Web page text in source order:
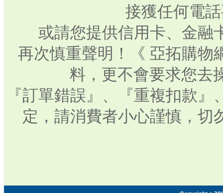
接獲任何電
或請您提供信用卡、金融
再次慎重聲明！《 亞拓購物
料，更不會要求您去
『訂單錯誤』、『重複扣款
定，請消費者小心謹慎，切